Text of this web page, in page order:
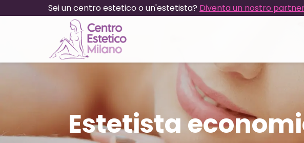
Sei un centro estetico o un'estetista? Diventa un nostro
Estetista